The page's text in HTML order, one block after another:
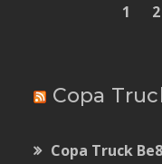
1 2
Copa
Copa Truck